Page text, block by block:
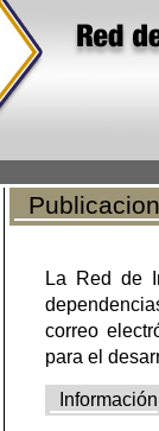
La Red de
correo
para el
Información